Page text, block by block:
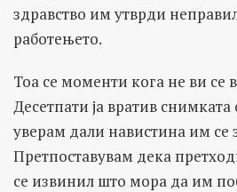
здравство им утврди
работењето.
Тоа се моменти кога не ви се
Десетпати ја вратив снимката
уверам дали навистина им се
Претпоставувам дека
се извинил што мора да им